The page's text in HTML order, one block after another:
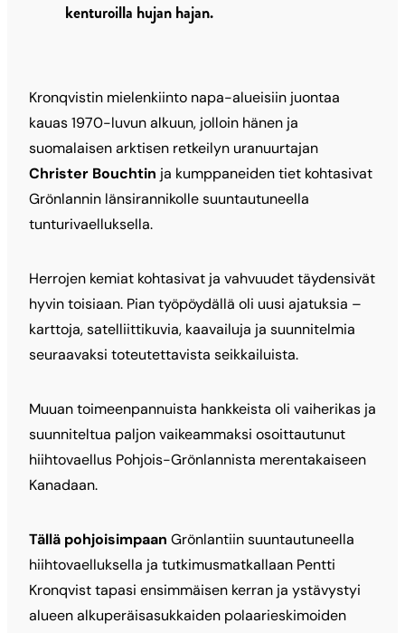
kenturoilla hujan hajan.
Kronqvistin mielenkiinto napa-alueisiin juontaa
kauas 1970-luvun alkuun, jolloin hänen ja
suomalaisen arktisen retkeilyn uranuurtajan
Christer Bouchtin ja kumppaneiden tiet kohtasivat
Grönlannin länsirannikolle suuntautuneella
tunturivaelluksella.
Herrojen kemiat kohtasivat ja vahvuudet täydensivät
hyvin toisiaan. Pian työpöydällä oli uusi ajatuksia –
karttoja, satelliittikuvia, kaavailuja ja suunnitelmia
seuraavaksi toteutettavista seikkailuista.
Muuan toimeenpannuista hankkeista oli vaiherikas ja
suunniteltua paljon vaikeammaksi osoittautunut
hiihtovaellus Pohjois-Grönlannista merentakaiseen
Kanadaan.
Tällä pohjoisimpaan Grönlantiin suuntautuneella
hiihtovaelluksella ja tutkimusmatkallaan Pentti
Kronqvist tapasi ensimmäisen kerran ja ystävystyi
alueen alkuperäisasukkaiden polaarieskimoiden